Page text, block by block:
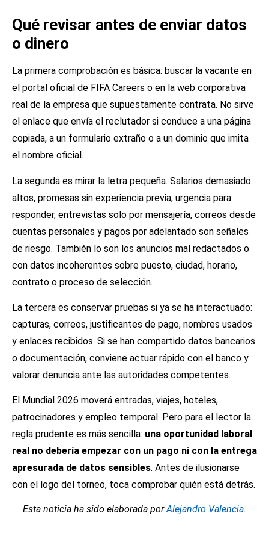
Qué revisar antes de enviar datos
o dinero
La primera comprobación es básica: buscar la vacante en
el portal oficial de FIFA Careers o en la web corporativa
real de la empresa que supuestamente contrata. No sirve
el enlace que envía el reclutador si conduce a una página
copiada, a un formulario extraño o a un dominio que imita
el nombre oficial.
La segunda es mirar la letra pequeña. Salarios demasiado
altos, promesas sin experiencia previa, urgencia para
responder, entrevistas solo por mensajería, correos desde
cuentas personales y pagos por adelantado son señales
de riesgo. También lo son los anuncios mal redactados o
con datos incoherentes sobre puesto, ciudad, horario,
contrato o proceso de selección.
La tercera es conservar pruebas si ya se ha interactuado:
capturas, correos, justificantes de pago, nombres usados
y enlaces recibidos. Si se han compartido datos bancarios
o documentación, conviene actuar rápido con el banco y
valorar denuncia ante las autoridades competentes.
El Mundial 2026 moverá entradas, viajes, hoteles,
patrocinadores y empleo temporal. Pero para el lector la
regla prudente es más sencilla: una oportunidad laboral
real no debería empezar con un pago ni con la entrega
apresurada de datos sensibles. Antes de ilusionarse
con el logo del torneo, toca comprobar quién está detrás.
Esta noticia ha sido elaborada porAlejandro Valencia.